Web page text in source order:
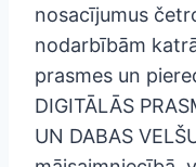
nosacījumus
nodarbībām
prasmes un
DIGITĀLĀS
UN DABAS